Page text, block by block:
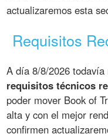
actualizaremos esta
Requisitos
A día 8/8/2026
requisitos técnicos
poder mover Book of
alta y con el mejor
confirmen